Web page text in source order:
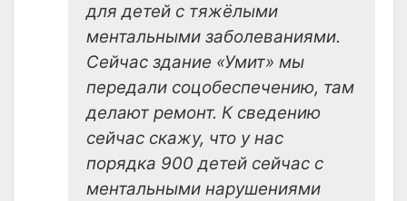
для детей с тяжёлыми
ментальными заболеваниями.
Сейчас здание «Умит» мы
передали соцобеспечению, там
делают ремонт. К сведению
сейчас скажу, что у нас
порядка 900 детей сейчас с
ментальными нарушениями